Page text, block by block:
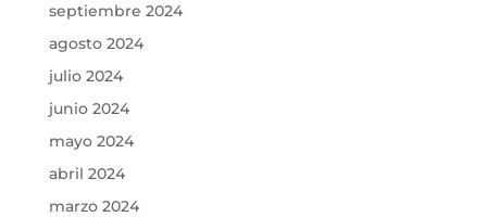
septiembre 2024
agosto 2024
julio 2024
junio 2024
mayo 2024
abril 2024
marzo 2024